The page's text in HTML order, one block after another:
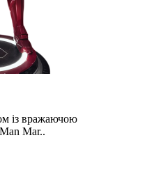
із вражаючою
Mar..